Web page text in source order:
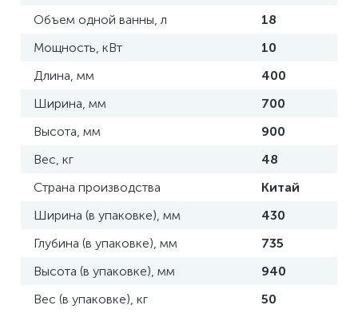
Объем одной ванны, л
18
Мощность, кВт
10
Длина, мм
400
Ширина, мм
700
Высота, мм
900
Вес, кг
48
Страна производства
Китай
Ширина (в упаковке), мм
430
Глубина (в упаковке), мм
735
Высота (в упаковке), мм
940
Вес (в упаковке), кг
50